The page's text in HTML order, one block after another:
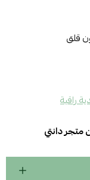
قلق
راقية
متجر دانتي